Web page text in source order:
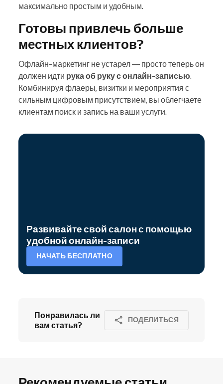
максимально простым и удобным.
Готовы привлечь больше
местных клиентов?
Офлайн-маркетинг не устарел — просто теперь он
должен идти рука об руку с онлайн-записью.
Комбинируя флаеры, визитки и мероприятия с
сильным цифровым присутствием, вы облегчаете
клиентам поиск и запись на ваши услуги.
Развивайте свой салон с помощью
удобной онлайн-записи
НАЧАТЬ БЕСПЛАТНО
Понравилась ли
вам статья?
ПОДЕЛИТЬСЯ